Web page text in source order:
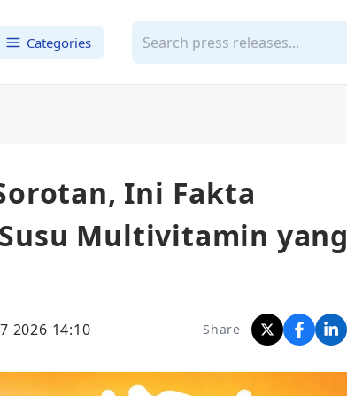
Categories
Ini Fakta
Multivitamin yang
2026 14:10 Share